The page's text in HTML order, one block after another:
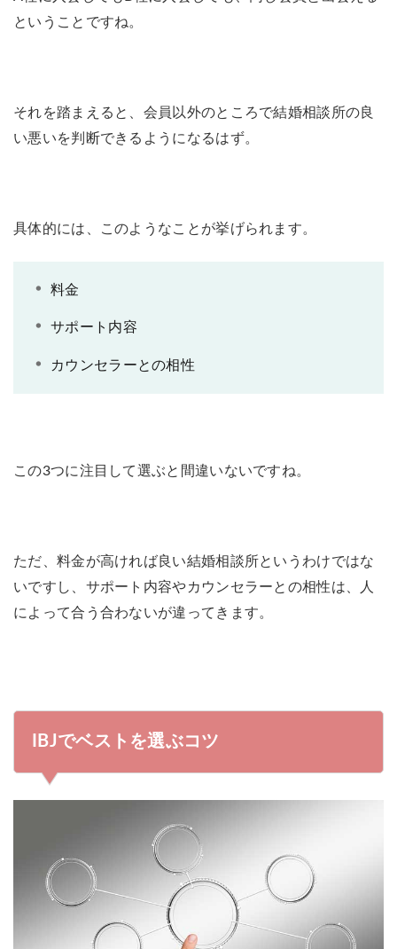
ということですね。
それを踏まえると、会員以外のところで結婚相談所の良
い悪いを判断できるようになるはず。
具体的には、このようなことが挙げられます。
料金
サポート内容
カウンセラーとの相性
この3つに注目して選ぶと間違いないですね。
ただ、料金が高ければ良い結婚相談所というわけではな
いですし、サポート内容やカウンセラーとの相性は、人
によって合う合わないが違ってきます。
IBJでベストを選ぶコツ